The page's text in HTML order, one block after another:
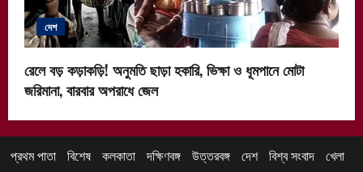
দেশ
রেলে বড় কড়াকড়ি! অনুমতি ছাড়া হকারি, ভিক্ষা ও ধূমপানে মোটা
জরিমানা, বারবার অপরাধে জেল
প্রথম পাতা বিশেষ কলকাতা দক্ষিণবঙ্গ উত্তরবঙ্গ দেশ বিশ্ব সংবাদ খেলা